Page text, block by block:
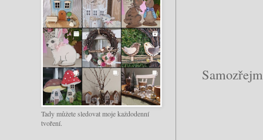
Tady můžete sledovat moje každodenní
tvoření.